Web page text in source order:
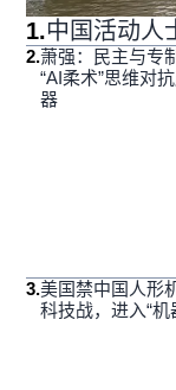
1.中国活动人
2.萧强：民主与专
“AI柔术”思维对
器
3.美国禁中国人形
科技战，进入“机